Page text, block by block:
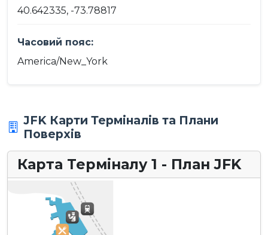
40.642335, -73.78817
Часовий пояс:
America/New_York
JFK Карти Терміналів та Плани
Поверхів
Карта Терміналу 1 - План JFK